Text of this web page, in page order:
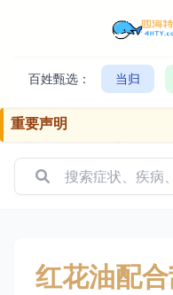
百姓甄选： 当归
重要声明
红花油配